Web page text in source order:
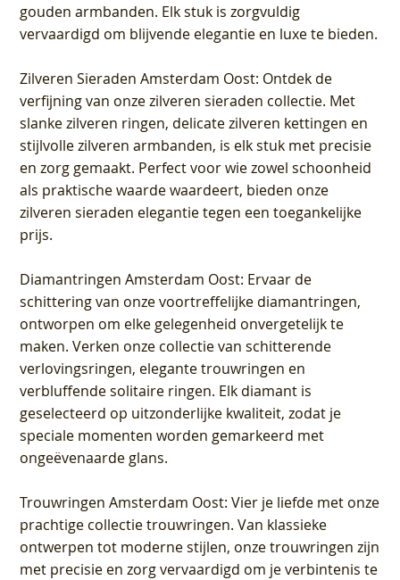
gouden armbanden. Elk stuk is zorgvuldig
vervaardigd om blijvende elegantie en luxe te bieden.
Zilveren Sieraden Amsterdam Oost: Ontdek de
verfijning van onze zilveren sieraden collectie. Met
slanke zilveren ringen, delicate zilveren kettingen en
stijlvolle zilveren armbanden, is elk stuk met precisie
en zorg gemaakt. Perfect voor wie zowel schoonheid
als praktische waarde waardeert, bieden onze
zilveren sieraden elegantie tegen een toegankelijke
prijs.
Diamantringen Amsterdam Oost: Ervaar de
schittering van onze voortreffelijke diamantringen,
ontworpen om elke gelegenheid onvergetelijk te
maken. Verken onze collectie van schitterende
verlovingsringen, elegante trouwringen en
verbluffende solitaire ringen. Elk diamant is
geselecteerd op uitzonderlijke kwaliteit, zodat je
speciale momenten worden gemarkeerd met
ongeëvenaarde glans.
Trouwringen Amsterdam Oost: Vier je liefde met onze
prachtige collectie trouwringen. Van klassieke
ontwerpen tot moderne stijlen, onze trouwringen zijn
met precisie en zorg vervaardigd om je verbintenis te